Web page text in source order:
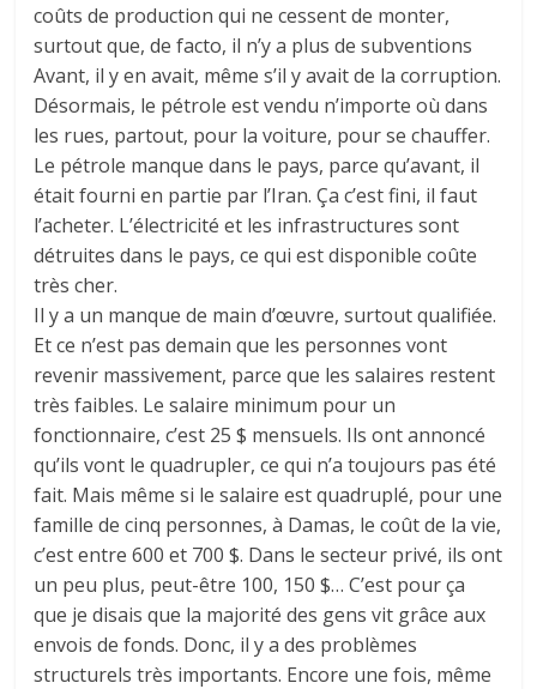
coûts de production qui ne cessent de monter,
surtout que, de facto, il n’y a plus de subventions
Avant, il y en avait, même s’il y avait de la corruption.
Désormais, le pétrole est vendu n’importe où dans
les rues, partout, pour la voiture, pour se chauffer.
Le pétrole manque dans le pays, parce qu’avant, il
était fourni en partie par l’Iran. Ça c’est fini, il faut
l’acheter. L’électricité et les infrastructures sont
détruites dans le pays, ce qui est disponible coûte
très cher.
Il y a un manque de main d’œuvre, surtout qualifiée.
Et ce n’est pas demain que les personnes vont
revenir massivement, parce que les salaires restent
très faibles. Le salaire minimum pour un
fonctionnaire, c’est 25 $ mensuels. Ils ont annoncé
qu’ils vont le quadrupler, ce qui n’a toujours pas été
fait. Mais même si le salaire est quadruplé, pour une
famille de cinq personnes, à Damas, le coût de la vie,
c’est entre 600 et 700 $. Dans le secteur privé, ils ont
un peu plus, peut-être 100, 150 $… C’est pour ça
que je disais que la majorité des gens vit grâce aux
envois de fonds. Donc, il y a des problèmes
structurels très importants. Encore une fois, même